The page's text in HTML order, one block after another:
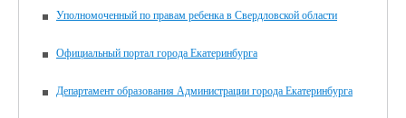
Уполномоченный по правам ребенка в Свердловской области
Официальный портал города Екатеринбурга
Департамент образования Администрации города Екатеринбурга